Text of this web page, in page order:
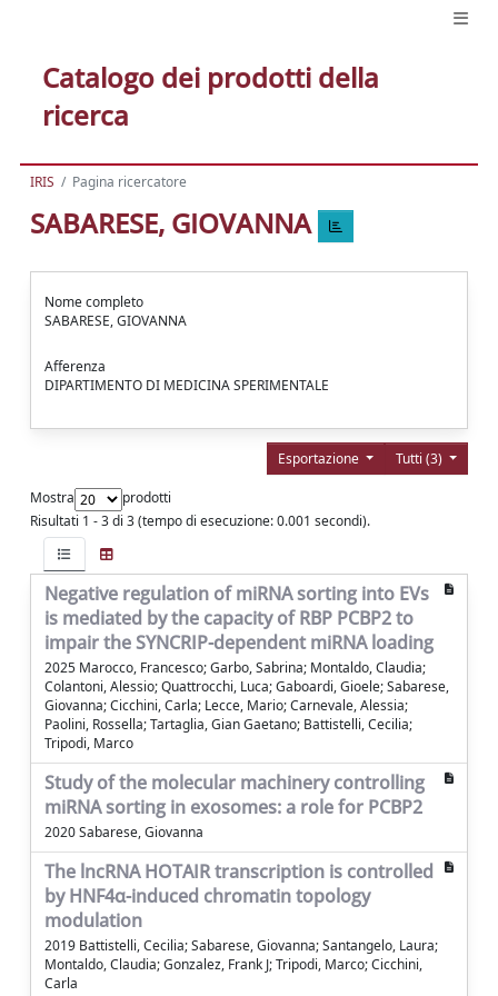
Catalogo dei prodotti della
ricerca
IRIS Pagina ricercatore
SABARESE, GIOVANNA
Nome completo
SABARESE, GIOVANNA
Afferenza
DIPARTIMENTO DI MEDICINA SPERIMENTALE
Tutti (3)
Esportazione
Mostra
prodotti
Risultati 1 - 3 di 3 (tempo di esecuzione: 0.001 secondi).
Negative regulation of miRNA sorting into EVs
is mediated by the capacity of RBP PCBP2 to
impair the SYNCRIP-dependent miRNA loading
2025 Marocco, Francesco; Garbo, Sabrina; Montaldo, Claudia;
Colantoni, Alessio; Quattrocchi, Luca; Gaboardi, Gioele; Sabarese,
Giovanna; Cicchini, Carla; Lecce, Mario; Carnevale, Alessia;
Paolini, Rossella; Tartaglia, Gian Gaetano; Battistelli, Cecilia;
Tripodi, Marco
Study of the molecular machinery controlling
miRNA sorting in exosomes: a role for PCBP2
2020 Sabarese, Giovanna
The lncRNA HOTAIR transcription is controlled
by HNF4α-induced chromatin topology
modulation
2019 Battistelli, Cecilia; Sabarese, Giovanna; Santangelo, Laura;
Montaldo, Claudia; Gonzalez, Frank J; Tripodi, Marco; Cicchini,
Carla